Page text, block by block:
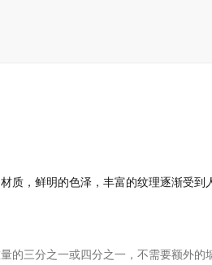
质，鲜明的色泽，丰富的纹理逐渐受
的三分之一或四分之一，不需要额外的